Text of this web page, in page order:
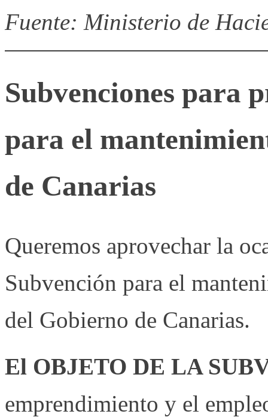
Fuente: Ministerio de
Subvenciones para
para el
de Canarias
Queremos aprovechar la
Subvención para el
del Gobierno de Canarias.
El OBJETO DE LA
emprendimiento y el